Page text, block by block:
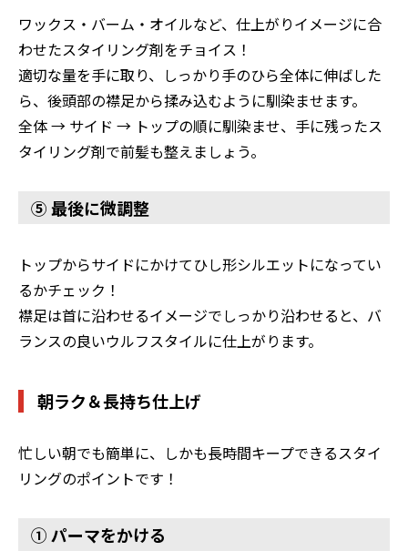
ワックス・バーム・オイルなど、仕上がりイメージに合
わせたスタイリング剤をチョイス！
適切な量を手に取り、しっかり手のひら全体に伸ばした
ら、後頭部の襟足から揉み込むように馴染ませます。
全体 → サイド → トップの順に馴染ませ、手に残ったス
タイリング剤で前髪も整えましょう。
⑤ 最後に微調整
トップからサイドにかけてひし形シルエットになってい
るかチェック！
襟足は首に沿わせるイメージでしっかり沿わせると、バ
ランスの良いウルフスタイルに仕上がります。
朝ラク＆長持ち仕上げ
忙しい朝でも簡単に、しかも長時間キープできるスタイ
リングのポイントです！
① パーマをかける